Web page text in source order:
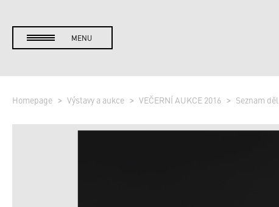
MENU
Homepage Výstavy a aukce VEČERNÍ AUKCE 2016 Seznam děl